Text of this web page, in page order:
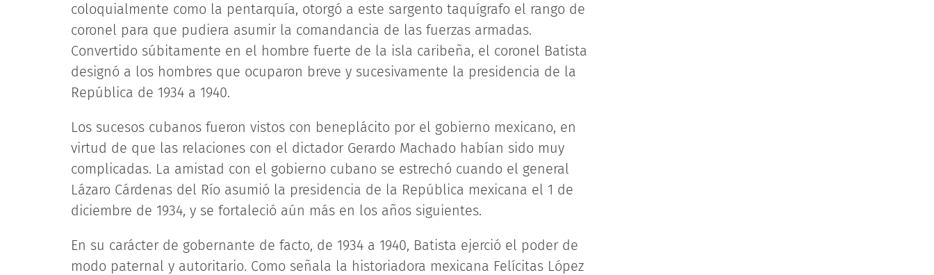
coloquialmente como la pentarquía, otorgó a este sargento taquígrafo el rango de
coronel para que pudiera asumir la comandancia de las fuerzas armadas.
Convertido súbitamente en el hombre fuerte de la isla caribeña, el coronel Batista
designó a los hombres que ocuparon breve y sucesivamente la presidencia de la
República de 1934 a 1940.
Los sucesos cubanos fueron vistos con beneplácito por el gobierno mexicano, en
virtud de que las relaciones con el dictador Gerardo Machado habían sido muy
complicadas. La amistad con el gobierno cubano se estrechó cuando el general
Lázaro Cárdenas del Río asumió la presidencia de la República mexicana el 1 de
diciembre de 1934, y se fortaleció aún más en los años siguientes.
En su carácter de gobernante de facto, de 1934 a 1940, Batista ejerció el poder de
modo paternal y autoritario. Como señala la historiadora mexicana Felícitas López